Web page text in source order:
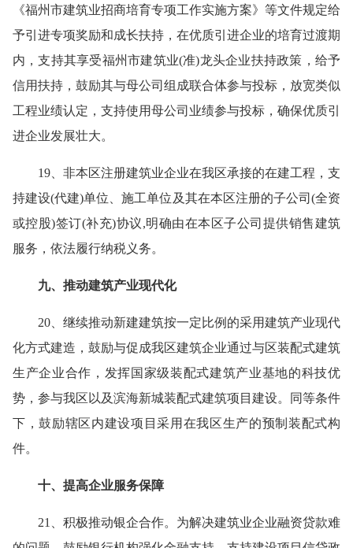
《福州市建筑业招商培育专项工作实施方案》等文件规定给
予引进专项奖励和成长扶持，在优质引进企业的培育过渡期
内，支持其享受福州市建筑业(准)龙头企业扶持政策，给予
信用扶持，鼓励其与母公司组成联合体参与投标，放宽类似
工程业绩认定，支持使用母公司业绩参与投标，确保优质引
进企业发展壮大。
19、非本区注册建筑业企业在我区承接的在建工程，支
持建设(代建)单位、施工单位及其在本区注册的子公司(全资
或控股)签订(补充)协议,明确由在本区子公司提供销售建筑
服务，依法履行纳税义务。
九、推动建筑产业现代化
20、继续推动新建建筑按一定比例的采用建筑产业现代
化方式建造，鼓励与促成我区建筑企业通过与区装配式建筑
生产企业合作，发挥国家级装配式建筑产业基地的科技优
势，参与我区以及滨海新城装配式建筑项目建设。同等条件
下，鼓励辖区内建设项目采用在我区生产的预制装配式构
件。
十、提高企业服务保障
21、积极推动银企合作。为解决建筑业企业融资贷款难